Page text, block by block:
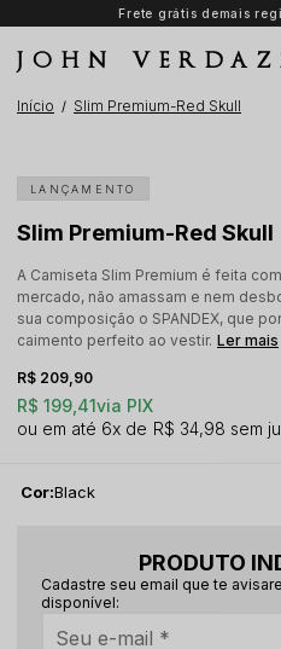
Frete grátis demais
JOHN
Início Slim Premium-Red Skull
LANÇAMENTO
Slim Premium-Red Skull
A Camiseta Slim Premium é feita
mercado, não amassam e nem
sua composição o SPANDEX, que
caimento perfeito ao vestir. Ler mais
R$ 199,41via PIX
R$ 209,90
6x R$ 34,98 sem
Cor:Black
PRODUTO
Cadastre seu email que te
disponível: